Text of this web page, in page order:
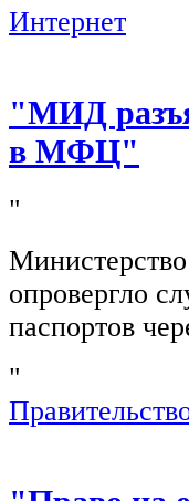
Интернет
"МИД
в МФЦ"
"
опровергло
паспортов
"